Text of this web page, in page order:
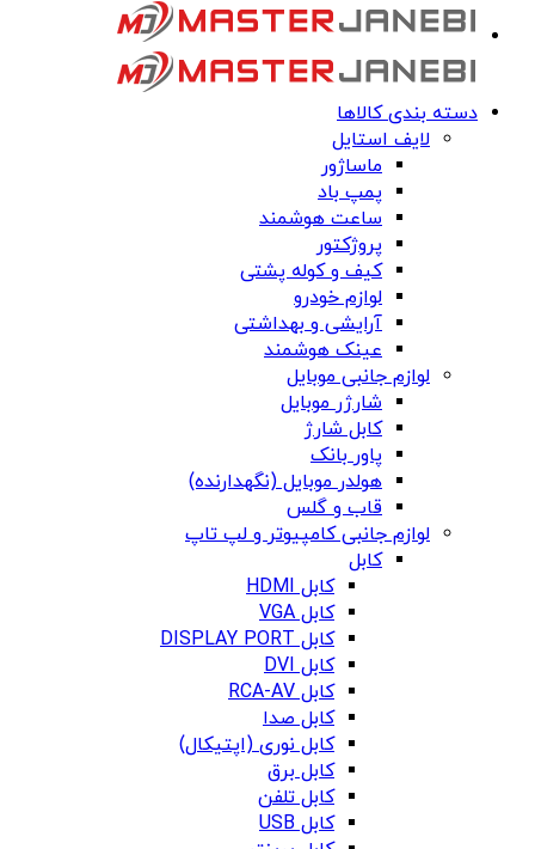
دسته بندی کالاها
لایف استایل
ماساژور
پمپ باد
ساعت هوشمند
پروژکتور
کیف و کوله پشتی
لوازم خودرو
آرایشی و بهداشتی
عینک هوشمند
لوازم جانبی موبایل
شارژر موبایل
کابل شارژ
پاور بانک
هولدر موبایل (نگهدارنده)
قاب و گلس
لوازم جانبی کامپیوتر و لپ تاپ
کابل
کابل HDMI
کابل VGA
کابل DISPLAY PORT
کابل DVI
کابل RCA-AV
کابل صدا
کابل نوری (اپتیکال)
کابل برق
کابل تلفن
کابل USB